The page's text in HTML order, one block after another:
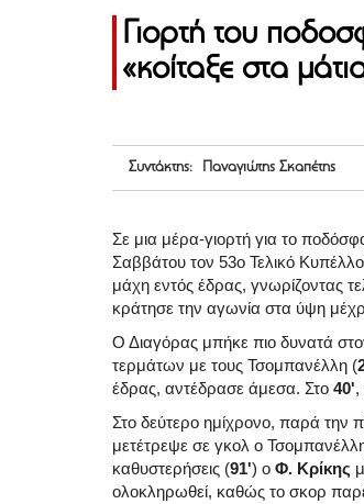
Γιορτή του
«κοίταξε στα
Συντάκτης: Παναγιώτης Σκαπέτης
Σε μια μέρα-γιορτή για το
Σαββάτου τον 53ο Τελικό
μάχη εντός έδρας, γνωρίζοντας
κράτησε την αγωνία στα ύψη
Ο Διαγόρας μπήκε πιο δυνατά
τερμάτων με τους Τσομπανέλλη (
έδρας, αντέδρασε άμεσα. Στο 40',
Στο δεύτερο ημίχρονο, παρά την
μετέτρεψε σε γκολ ο
καθυστερήσεις (91') ο Φ. Κρίκης
ολοκληρωθεί, καθώς το σκορ